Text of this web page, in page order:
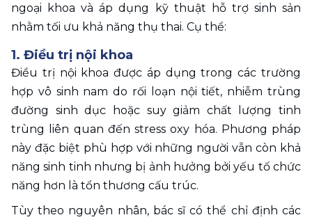
ngoại khoa và áp dụng kỹ thuật hỗ trợ sinh sản
nhằm tối ưu khả năng thụ thai. Cụ thể:
1. Điều trị nội khoa
Điều trị nội khoa được áp dụng trong các trường
hợp vô sinh nam do rối loạn nội tiết, nhiễm trùng
đường sinh dục hoặc suy giảm chất lượng tinh
trùng liên quan đến stress oxy hóa. Phương pháp
này đặc biệt phù hợp với những người vẫn còn khả
năng sinh tinh nhưng bị ảnh hưởng bởi yếu tố chức
năng hơn là tổn thương cấu trúc.
Tùy theo nguyên nhân, bác sĩ có thể chỉ định các